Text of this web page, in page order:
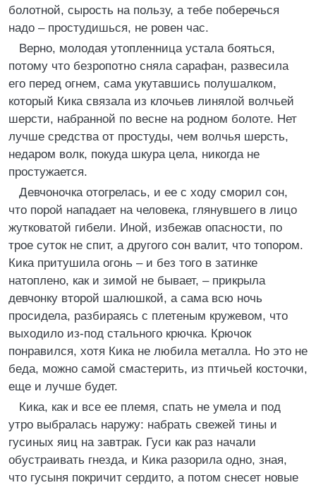
болотной, сырость на пользу, а тебе поберечься
надо – простудишься, не ровен час.
Верно, молодая утопленница устала бояться,
потому что безропотно сняла сарафан, развесила
его перед огнем, сама укутавшись полушалком,
который Кика связала из клочьев линялой волчьей
шерсти, набранной по весне на родном болоте. Нет
лучше средства от простуды, чем волчья шерсть,
недаром волк, покуда шкура цела, никогда не
простужается.
Девчоночка отогрелась, и ее с ходу сморил сон,
что порой нападает на человека, глянувшего в лицо
жутковатой гибели. Иной, избежав опасности, по
трое суток не спит, а другого сон валит, что топором.
Кика притушила огонь – и без того в затинке
натоплено, как и зимой не бывает, – прикрыла
девчонку второй шалюшкой, а сама всю ночь
просидела, разбираясь с плетеным кружевом, что
выходило из-под стального крючка. Крючок
понравился, хотя Кика не любила металла. Но это не
беда, можно самой смастерить, из птичьей косточки,
еще и лучше будет.
Кика, как и все ее племя, спать не умела и под
утро выбралась наружу: набрать свежей тины и
гусиных яиц на завтрак. Гуси как раз начали
обустраивать гнезда, и Кика разорила одно, зная,
что гусыня покричит сердито, а потом снесет новые